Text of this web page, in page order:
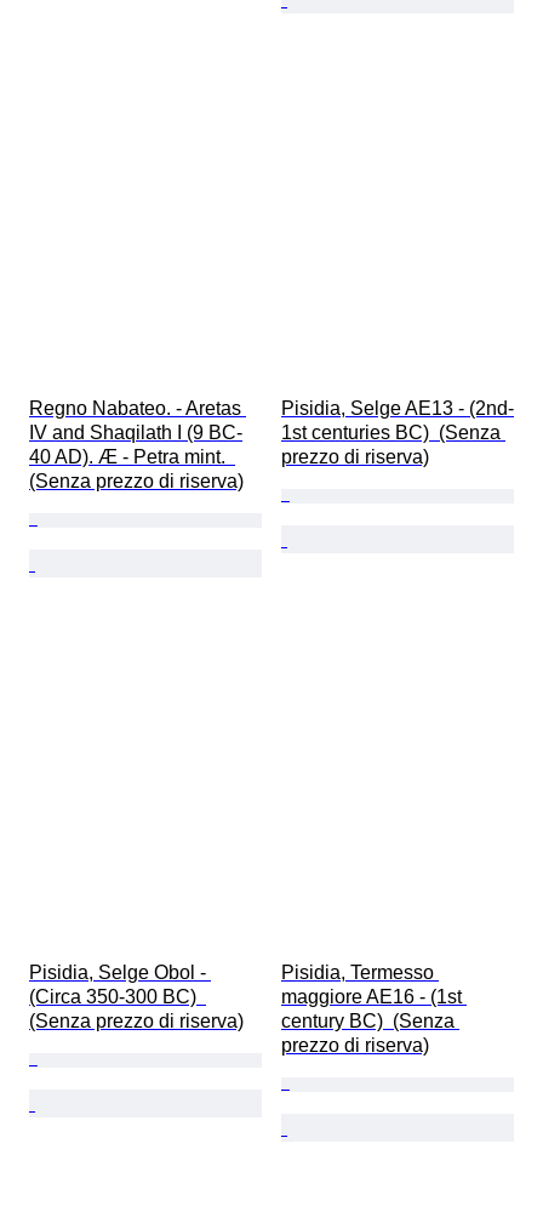
Regno Nabateo. - Aretas
IV and Shaqilath I (9 BC-
40 AD). Æ - Petra mint.
(Senza prezzo di riserva)
Pisidia, Selge AE13 - (2nd-
1st centuries BC)  (Senza
prezzo di riserva)
Pisidia, Selge Obol -
(Circa 350-300 BC)
(Senza prezzo di riserva)
Pisidia, Termesso
maggiore AE16 - (1st
century BC)  (Senza
prezzo di riserva)